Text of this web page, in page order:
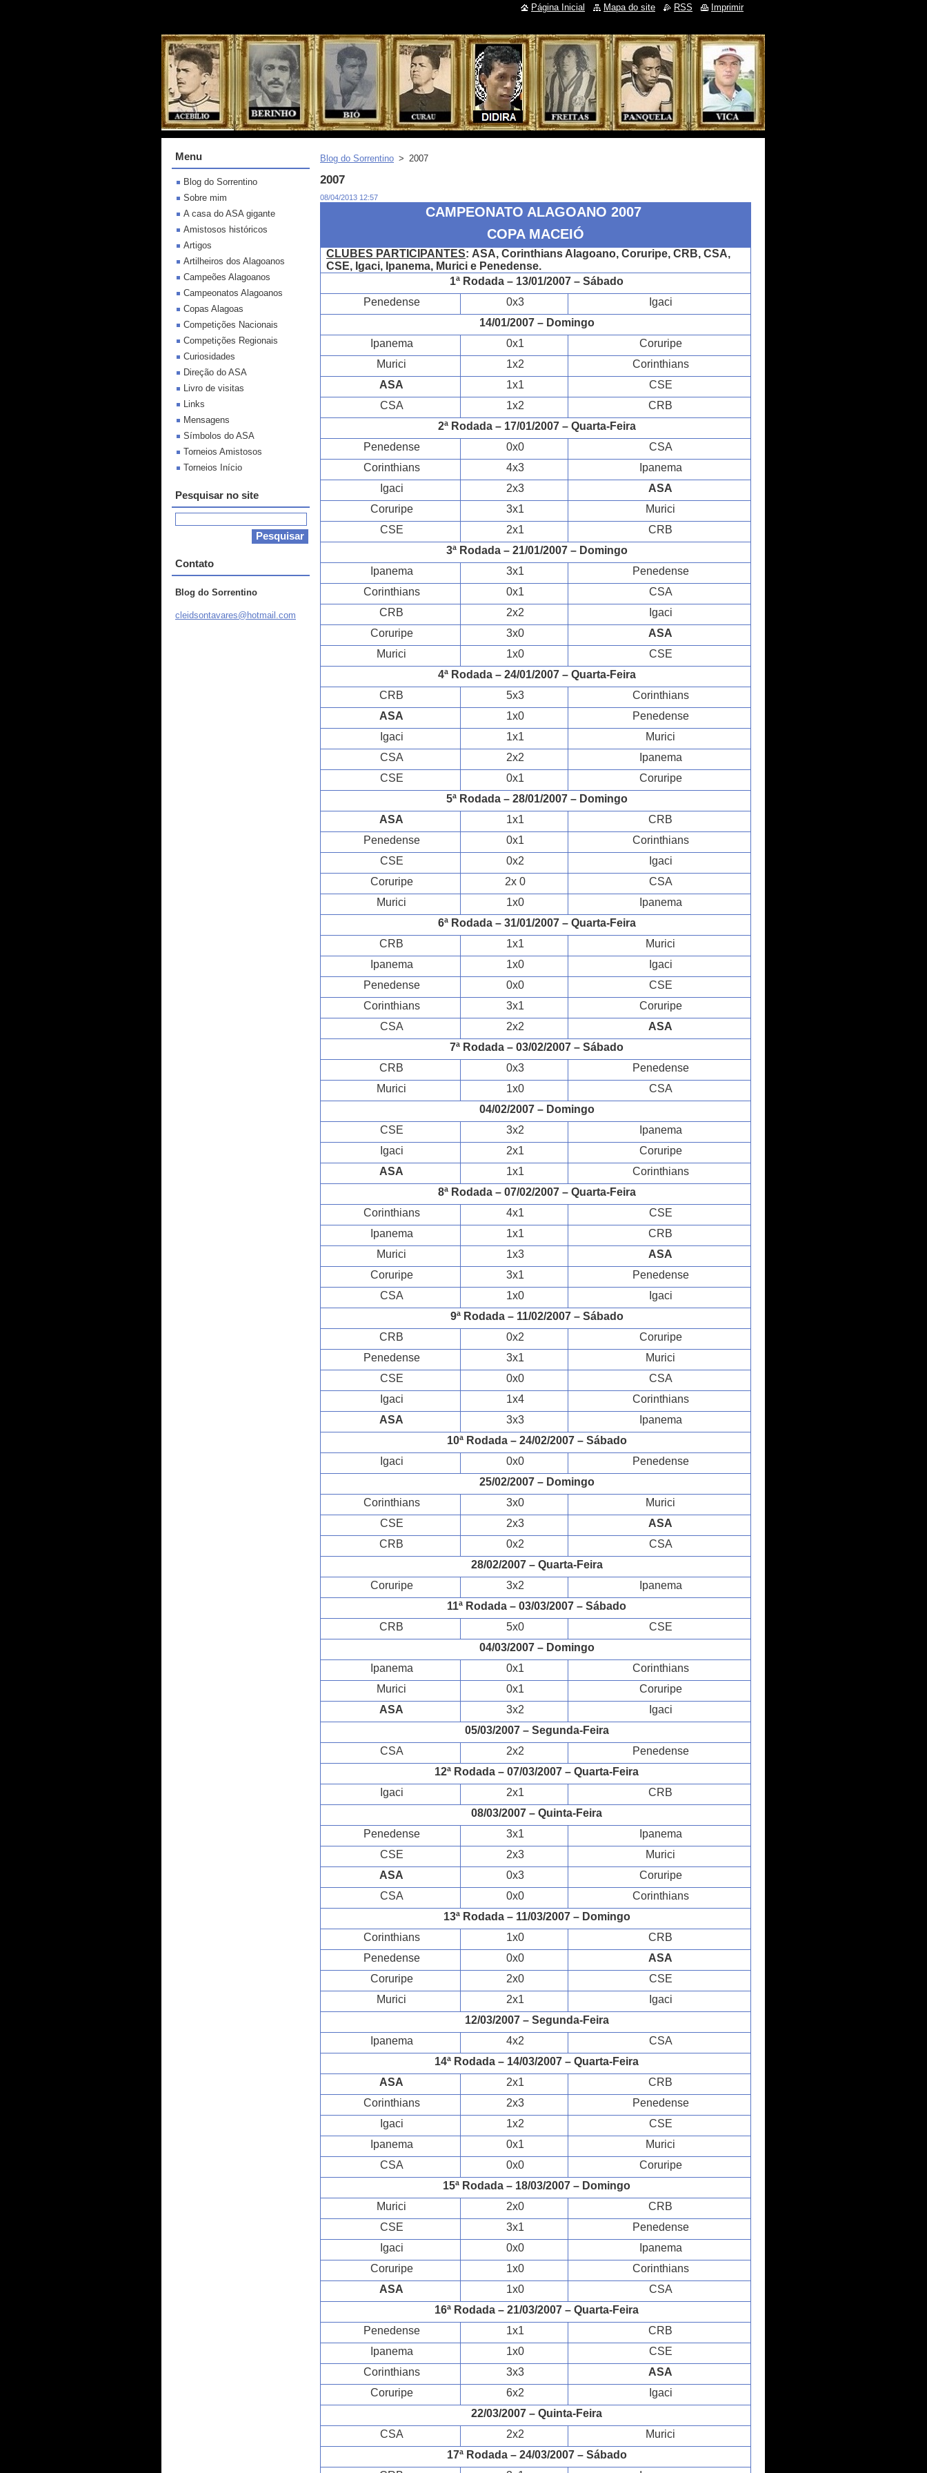
Blog do Sorrentino > 2007
2007
08/04/2013 12:57
CAMPEONATO ALAGOANO 2007
COPA MACEIÓ
CLUBES PARTICIPANTES: ASA, Corinthians Alagoano, Coruripe, CRB, CSA,
CSE, Igaci, Ipanema, Murici e Penedense.
1ª Rodada – 13/01/2007 – Sábado
Penedense
0x3
Igaci
14/01/2007 – Domingo
Ipanema
0x1
Coruripe
Murici
1x2
Corinthians
ASA
1x1
CSE
CSA
1x2
CRB
2ª Rodada – 17/01/2007 – Quarta-Feira
Penedense
0x0
CSA
Corinthians
4x3
Ipanema
Igaci
2x3
ASA
Coruripe
3x1
Murici
CSE
2x1
CRB
3ª Rodada – 21/01/2007 – Domingo
Ipanema
3x1
Penedense
Corinthians
0x1
CSA
CRB
2x2
Igaci
Coruripe
3x0
ASA
Murici
1x0
CSE
4ª Rodada – 24/01/2007 – Quarta-Feira
CRB
5x3
Corinthians
ASA
1x0
Penedense
Igaci
1x1
Murici
CSA
2x2
Ipanema
CSE
0x1
Coruripe
5ª Rodada – 28/01/2007 – Domingo
ASA
1x1
CRB
Penedense
0x1
Corinthians
CSE
0x2
Igaci
Coruripe
2x 0
CSA
Murici
1x0
Ipanema
6ª Rodada – 31/01/2007 – Quarta-Feira
CRB
1x1
Murici
Ipanema
1x0
Igaci
Penedense
0x0
CSE
Corinthians
3x1
Coruripe
CSA
2x2
ASA
7ª Rodada – 03/02/2007 – Sábado
CRB
0x3
Penedense
Murici
1x0
CSA
04/02/2007 – Domingo
CSE
3x2
Ipanema
Igaci
2x1
Coruripe
ASA
1x1
Corinthians
8ª Rodada – 07/02/2007 – Quarta-Feira
Corinthians
4x1
CSE
Ipanema
1x1
CRB
Murici
1x3
ASA
Coruripe
3x1
Penedense
CSA
1x0
Igaci
9ª Rodada – 11/02/2007 – Sábado
CRB
0x2
Coruripe
Penedense
3x1
Murici
CSE
0x0
CSA
Igaci
1x4
Corinthians
ASA
3x3
Ipanema
10ª Rodada – 24/02/2007 – Sábado
Igaci
0x0
Penedense
25/02/2007 – Domingo
Corinthians
3x0
Murici
CSE
2x3
ASA
CRB
0x2
CSA
28/02/2007 – Quarta-Feira
Coruripe
3x2
Ipanema
11ª Rodada – 03/03/2007 – Sábado
CRB
5x0
CSE
04/03/2007 – Domingo
Ipanema
0x1
Corinthians
Murici
0x1
Coruripe
ASA
3x2
Igaci
05/03/2007 – Segunda-Feira
CSA
2x2
Penedense
12ª Rodada – 07/03/2007 – Quarta-Feira
Igaci
2x1
CRB
08/03/2007 – Quinta-Feira
Penedense
3x1
Ipanema
CSE
2x3
Murici
ASA
0x3
Coruripe
CSA
0x0
Corinthians
13ª Rodada – 11/03/2007 – Domingo
Corinthians
1x0
CRB
Penedense
0x0
ASA
Coruripe
2x0
CSE
Murici
2x1
Igaci
12/03/2007 – Segunda-Feira
Ipanema
4x2
CSA
14ª Rodada – 14/03/2007 – Quarta-Feira
ASA
2x1
CRB
Corinthians
2x3
Penedense
Igaci
1x2
CSE
Ipanema
0x1
Murici
CSA
0x0
Coruripe
15ª Rodada – 18/03/2007 – Domingo
Murici
2x0
CRB
CSE
3x1
Penedense
Igaci
0x0
Ipanema
Coruripe
1x0
Corinthians
ASA
1x0
CSA
16ª Rodada – 21/03/2007 – Quarta-Feira
Penedense
1x1
CRB
Ipanema
1x0
CSE
Corinthians
3x3
ASA
Coruripe
6x2
Igaci
22/03/2007 – Quinta-Feira
CSA
2x2
Murici
17ª Rodada – 24/03/2007 – Sábado
Menu
Blog do Sorrentino
Sobre mim
A casa do ASA gigante
Amistosos históricos
Artigos
Artilheiros dos Alagoanos
Campeões Alagoanos
Campeonatos Alagoanos
Copas Alagoas
Competições Nacionais
Competições Regionais
Curiosidades
Direção do ASA
Livro de visitas
Links
Mensagens
Símbolos do ASA
Torneios Amistosos
Torneios Início
Pesquisar no site
Contato
Blog do Sorrentino
cleidsontavares@ hotmail.com
Página Inicial Mapa do site RSS Imprimir